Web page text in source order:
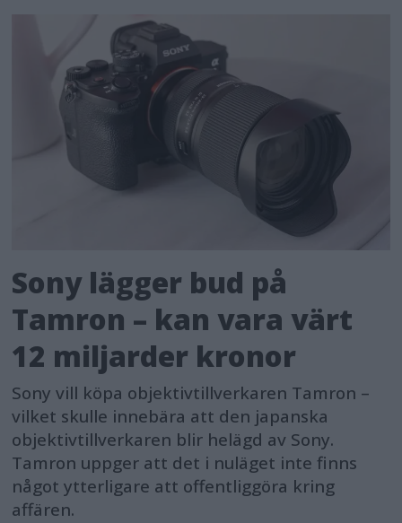
Sony lägger bud på
Tamron – kan vara värt
12 miljarder kronor
Sony vill köpa objektivtillverkaren Tamron –
vilket skulle innebära att den japanska
objektivtillverkaren blir helägd av Sony.
Tamron uppger att det i nuläget inte finns
något ytterligare att offentliggöra kring
affären.